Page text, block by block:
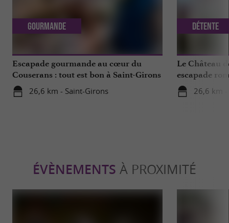
Escapade gourmande au cœur du
Couserans : tout est bon à Saint-Girons
!
26,6 km - Saint-Girons
Gourmande
Le Château
escapade
historique
26,6 km
Détente
ÉVÈNEMENTS À PROXIMITÉ